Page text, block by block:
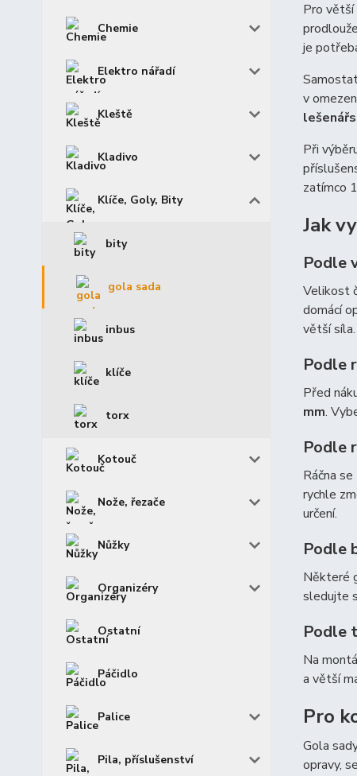
Chemie
Elektro nářadí
Kleště
Kladivo
Klíče, Goly, Bity
bity
gola sada
inbus
klíče
torx
Kotouč
Nože, řezače
Nůžky
Organizéry
Ostatní
Páčidlo
Palice
Pila, příslušenství
Pro větší
je
v
Při
zatímco
Jak
Podle
Velikost
domácí
větší síla.
Podle
Před
mm.
Podle
Ráčna
rychle
určení.
Podle
Některé
sledujte
Podle
Na
a větší
Pro
Gola
opravy,